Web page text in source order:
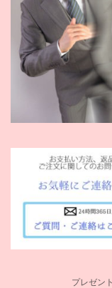
プレゼン